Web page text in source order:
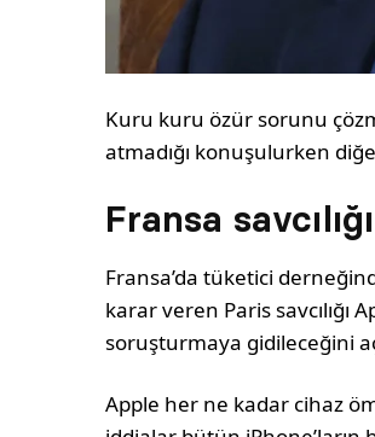
Kuru kuru özür sorunu
atmadığı konuşulurken
Fransa
Fransa’da tüketici
karar veren Paris savcılığı
soruşturmaya gidileceğini
Apple her ne kadar cihaz